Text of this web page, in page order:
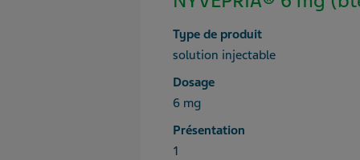
Type de produit
solution injectable
Dosage
6 mg
Présentation
1